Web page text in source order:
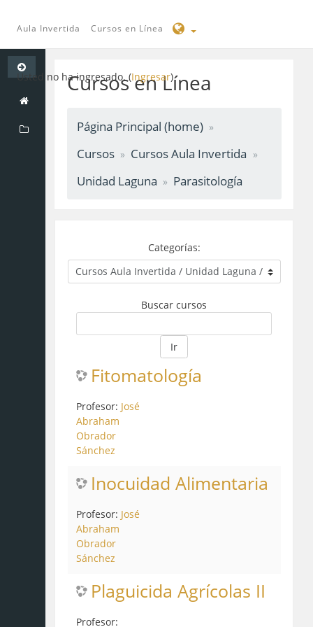
Saltar
contenido
Aula Invertida Cursos en Línea
Usted no ha ingresado. (Ingresar)
Cursos en Línea
Página Principal (home)
Cursos
Cursos Aula Invertida
Unidad Laguna
Parasitología
Categorías:
Buscar cursos
Ir
Fitomatología
Profesor: José
Abraham
Obrador
Sánchez
Inocuidad Alimentaria
Profesor: José
Abraham
Obrador
Sánchez
Plaguicida Agrícolas II
Profesor: